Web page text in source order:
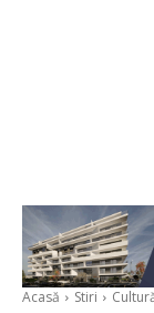
Acasă Stiri